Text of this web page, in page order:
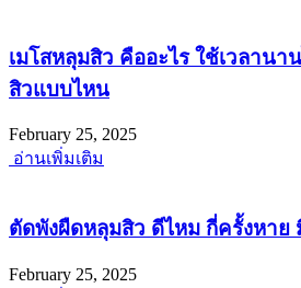
เมโสหลุมสิว คืออะไร ใช้เวลานา
สิวแบบไหน
February 25, 2025
อ่านเพิ่มเติม
ตัดพังผืดหลุมสิว ดีไหม กี่ครั้งหาย
February 25, 2025